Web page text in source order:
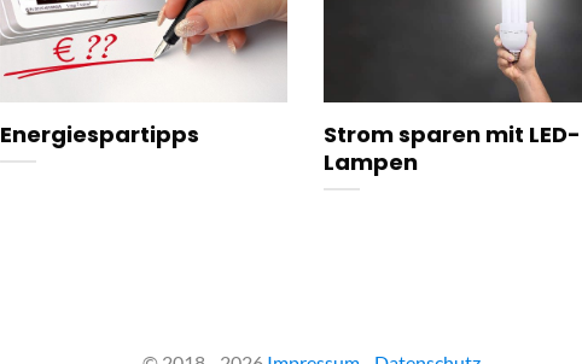
Energiespartipps
Strom sparen mit LED-
Lampen